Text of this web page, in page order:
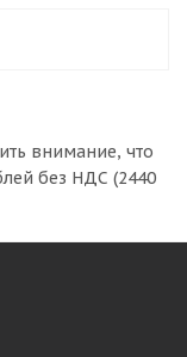
внимание, что
без НДС (2440